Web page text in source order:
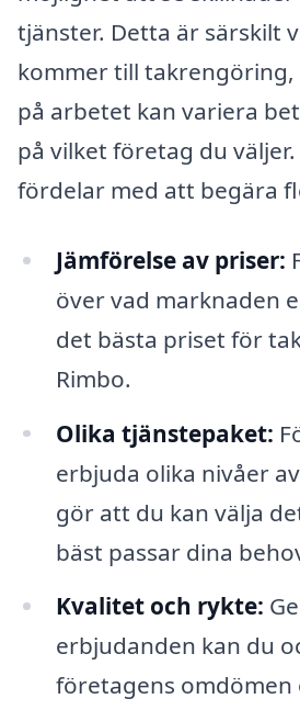
tjänster. Detta är särskilt
kommer till
på arbetet kan variera
på vilket företag du
fördelar med att begära
Jämförelse av priser:
över vad marknaden
det bästa priset för
Rimbo.
Olika tjänstepaket:
erbjuda olika nivåer
gör att du kan välja
bäst passar dina
Kvalitet och rykte:
erbjudanden kan du
företagens omdömen